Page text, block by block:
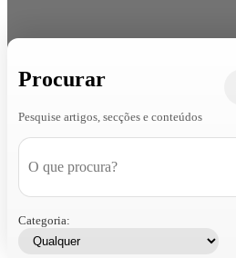
Procurar
Pesquise artigos, secções e conteúdos
Categoria: